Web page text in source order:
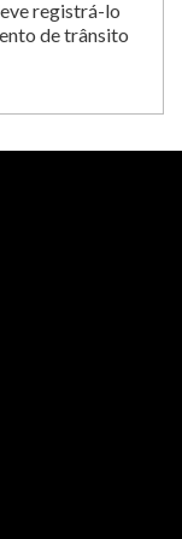
registrá-lo
de trânsito